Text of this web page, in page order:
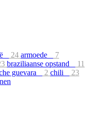
24 armoede
7
braziliaanse opstand
11
guevara 2 chili
23